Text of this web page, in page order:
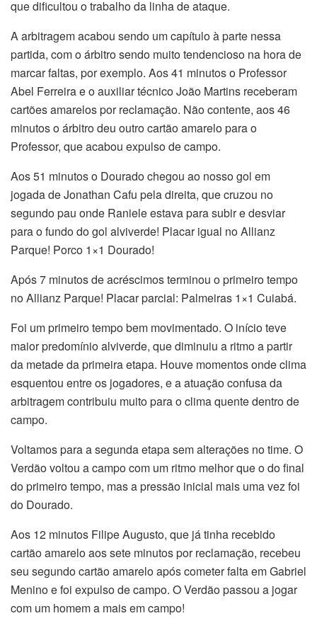
que dificultou o trabalho da linha de ataque.
A arbitragem acabou sendo um capítulo à parte nessa
partida, com o árbitro sendo muito tendencioso na hora de
marcar faltas, por exemplo. Aos 41 minutos o Professor
Abel Ferreira e o auxiliar técnico João Martins receberam
cartões amarelos por reclamação. Não contente, aos 46
minutos o árbitro deu outro cartão amarelo para o
Professor, que acabou expulso de campo.
Aos 51 minutos o Dourado chegou ao nosso gol em
jogada de Jonathan Cafu pela direita, que cruzou no
segundo pau onde Raniele estava para subir e desviar
para o fundo do gol alviverde! Placar igual no Allianz
Parque! Porco 1×1 Dourado!
Após 7 minutos de acréscimos terminou o primeiro tempo
no Allianz Parque! Placar parcial: Palmeiras 1×1 Cuiabá.
Foi um primeiro tempo bem movimentado. O início teve
maior predomínio alviverde, que diminuiu a ritmo a partir
da metade da primeira etapa. Houve momentos onde clima
esquentou entre os jogadores, e a atuação confusa da
arbitragem contribuiu muito para o clima quente dentro de
campo.
Voltamos para a segunda etapa sem alterações no time. O
Verdão voltou a campo com um ritmo melhor que o do final
do primeiro tempo, mas a pressão inicial mais uma vez foi
do Dourado.
Aos 12 minutos Filipe Augusto, que já tinha recebido
cartão amarelo aos sete minutos por reclamação, recebeu
seu segundo cartão amarelo após cometer falta em Gabriel
Menino e foi expulso de campo. O Verdão passou a jogar
com um homem a mais em campo!